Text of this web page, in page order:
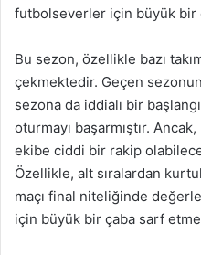
futbolseverler için büyük bir
Bu sezon, özellikle bazı
çekmektedir. Geçen
sezona da iddialı bir
oturmayı başarmıştır.
ekibe ciddi bir rakip
Özellikle, alt sıralardan
maçı final niteliğinde
için büyük bir çaba sarf